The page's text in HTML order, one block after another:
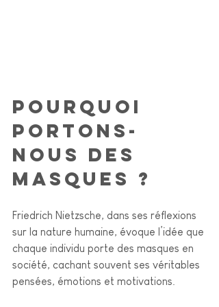
Pourquoi
portons-
nous des
masques ?
Friedrich Nietzsche, dans ses réflexions
sur la nature humaine, évoque l’idée que
chaque individu porte des masques en
société, cachant souvent ses véritables
pensées, émotions et motivations.